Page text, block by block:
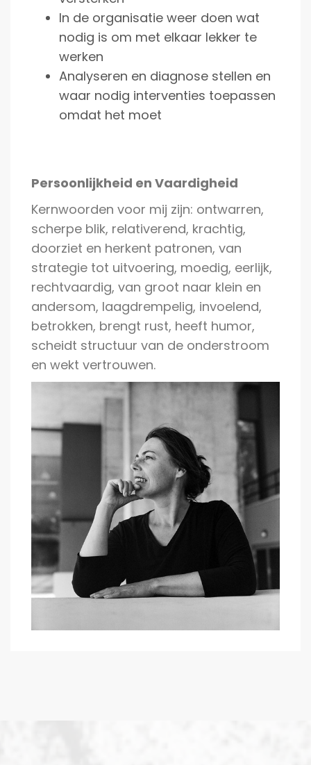
In de organisatie weer doen wat
nodig is om met elkaar lekker te
werken
Analyseren en diagnose stellen en
waar nodig interventies toepassen
omdat het moet
Persoonlijkheid en Vaardigheid
Kernwoorden voor mij zijn: ontwarren,
scherpe blik, relativerend, krachtig,
doorziet en herkent patronen, van
strategie tot uitvoering, moedig, eerlijk,
rechtvaardig, van groot naar klein en
andersom, laagdrempelig, invoelend,
betrokken, brengt rust, heeft humor,
scheidt structuur van de onderstroom
en wekt vertrouwen.